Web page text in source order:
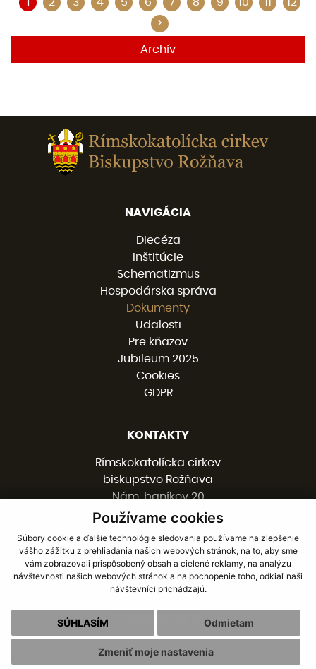
Používame cookies
Súbory cookie a ďalšie technológie sledovania používame na zlepšenie
vášho zážitku z prehliadania našich webových stránok, na to, aby sme
vám zobrazovali prispôsobený obsah a cielené reklamy, na analýzu
návštevnosti našich webových stránok a na pochopenie toho, odkiaľ naši
návštevníci prichádzajú.
SÚHLASÍM Odmietam
Zmeniť moje nastavenia
>
Archív
NAVIGÁCIA
Diecéza
Inštitúcie
Schematizmus
Hospodárska správa
Dokumenty
Udalosti
Pre kňazov
Jubileum 2025
Cookies
GDPR
KONTAKTY
Rímskokatolícka cirkev
biskupstvo Rožňava
Nám. baníkov 20
048 01 ROŽŇAVA
058 / 78 77 201
kancelaria@burv.sk
Facebook
Youtube